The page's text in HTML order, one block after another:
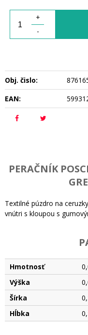
+
-
Obj. čislo:
EAN:
PERAČNÍK
Textilné púzdro na
vnútri s kloupou s
Hmotnosť
Výška
Šírka
Hĺbka